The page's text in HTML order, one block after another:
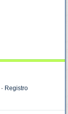
· Registro